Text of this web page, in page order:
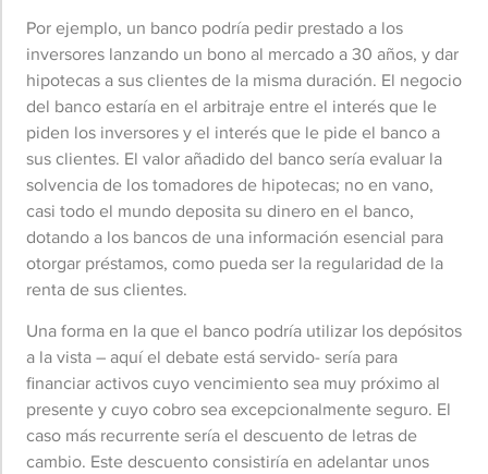
Por ejemplo, un banco podría pedir prestado a los
inversores lanzando un bono al mercado a 30 años, y dar
hipotecas a sus clientes de la misma duración. El negocio
del banco estaría en el arbitraje entre el interés que le
piden los inversores y el interés que le pide el banco a
sus clientes. El valor añadido del banco sería evaluar la
solvencia de los tomadores de hipotecas; no en vano,
casi todo el mundo deposita su dinero en el banco,
dotando a los bancos de una información esencial para
otorgar préstamos, como pueda ser la regularidad de la
renta de sus clientes.
Una forma en la que el banco podría utilizar los depósitos
a la vista – aquí el debate está servido- sería para
financiar activos cuyo vencimiento sea muy próximo al
presente y cuyo cobro sea excepcionalmente seguro. El
caso más recurrente sería el descuento de letras de
cambio. Este descuento consistiría en adelantar unos